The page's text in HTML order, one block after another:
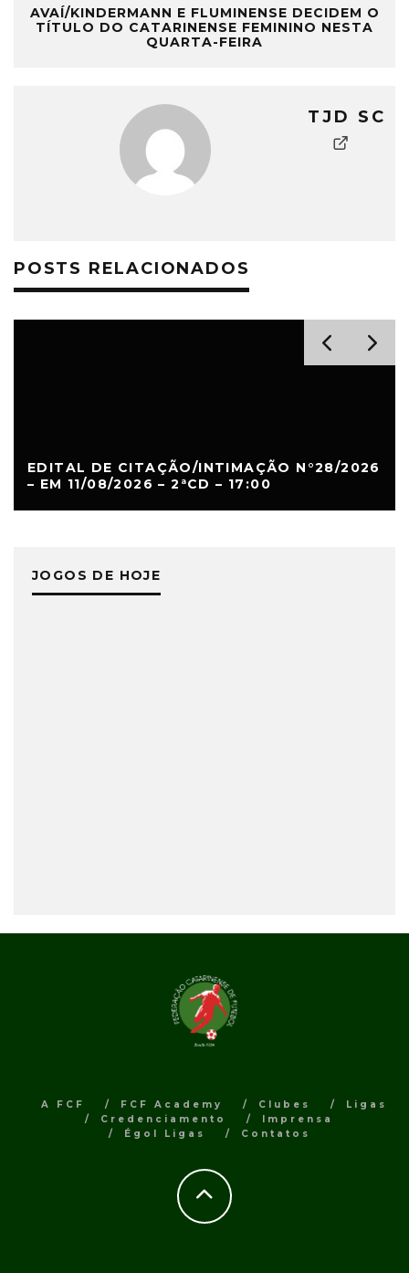
AVAÍ/KINDERMANN E FLUMINENSE DECIDEM O
TÍTULO DO CATARINENSE FEMININO NESTA
QUARTA-FEIRA
TJD SC
POSTS RELACIONADOS
EDITAL DE CITAÇÃO/INTIMAÇÃO N°28/2026
– EM 11/08/2026 – 2ªCD – 17:00
JOGOS DE HOJE
A FCF FCF Academy Clubes
Ligas
Credenciamento
Imprensa
Égol Ligas
Contatos